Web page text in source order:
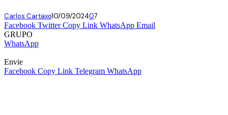
Carlos Cartaxo10/09/202407
Facebook Twitter Copy Link WhatsApp Email
GRUPO
WhatsApp
Envie
Facebook Copy Link Telegram WhatsApp